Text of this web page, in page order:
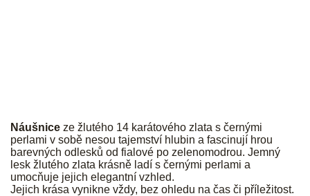
Náušnice ze žlutého 14 karátového zlata s černými
perlami v sobě nesou tajemství hlubin a fascinují hrou
barevných odlesků od fialové po zelenomodrou. Jemný
lesk žlutého zlata krásně ladí s černými perlami a
umocňuje jejich elegantní vzhled.
Jejich krása vynikne vždy, bez ohledu na čas či příležitost.